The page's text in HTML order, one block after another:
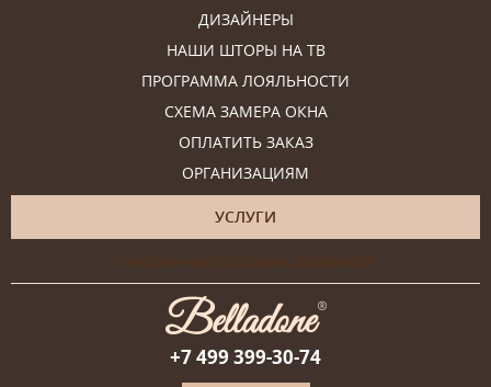
ДИЗАЙНЕРЫ
НАШИ ШТОРЫ НА ТВ
ПРОГРАММА ЛОЯЛЬНОСТИ
СХЕМА ЗАМЕРА ОКНА
ОПЛАТИТЬ ЗАКАЗ
ОРГАНИЗАЦИЯМ
УСЛУГИ
Онлайн-консультация дизайнера
+7 499 399-30-74